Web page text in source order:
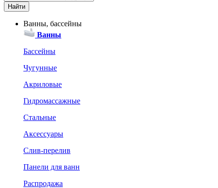
Ванны, бассейны
Ванны
Бассейны
Чугунные
Акриловые
Гидромассажные
Стальные
Аксессуары
Слив-перелив
Панели для ванн
Распродажа